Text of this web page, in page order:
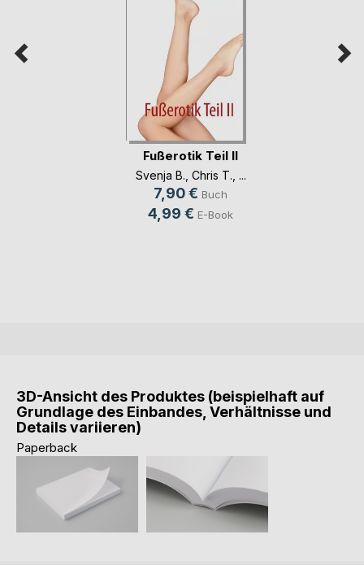
Fußerotik Teil II
Svenja B. Chris T. , ...
7,90 € Buch
4,99 € E-Book
3D-Ansicht des Produktes (beispielhaft auf
Grundlage des Einbandes, Verhältnisse und
Details variieren)
Paperback